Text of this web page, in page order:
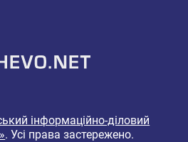
інформаційно-діловий
. Усі права застережено.